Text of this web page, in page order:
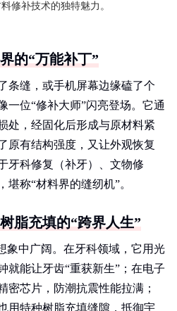
修补技术的独特魅力。
的“万能补丁”
条缝，或手机屏幕边缘磕了个
一位“修补大师”闪亮登场。它通
处，经固化后形成与原材料紧
原有结构强度，又让外观恢复
牙科修复（补牙）、文物修
称“材料界的缝纫机”。
脂充填的“跨界人生”
象中广阔。在牙科领域，它用光
就能让牙齿“重获新生”；在电子
密芯片，防潮抗震性能拉满；
用特种树脂充填缝隙，抵御宇